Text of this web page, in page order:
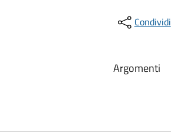
Condividi
Argomenti